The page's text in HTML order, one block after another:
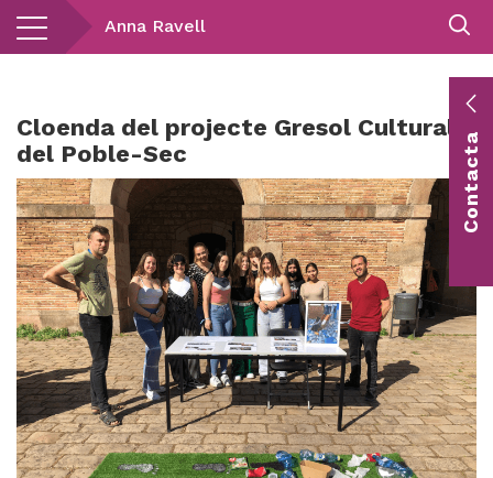
Vés
Anna Ravell
Cloenda del projecte Gresol Cultural
del Poble-Sec
Contacta